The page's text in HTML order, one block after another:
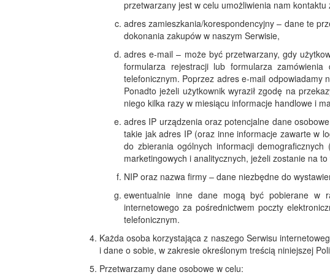
przetwarzany jest w celu umożliwienia nam
adres zamieszkania/korespondencyjny – dane te
dokonania zakupów w naszym Serwisie,
adres e-mail – może być przetwarzany, gdy
formularza rejestracji lub formularza
telefonicznym. Poprzez adres e-mail odpowiadamy
Ponadto jeżeli użytkownik wyraził zgodę na
niego kilka razy w miesiącu informacje handlowe i
adres IP urządzenia oraz potencjalne dane
takie jak adres IP (oraz inne informacje zawarte w
do zbierania ogólnych informacji
marketingowych i analitycznych, jeżeli zostanie na
NIP oraz nazwa firmy – dane niezbędne do
ewentualnie inne dane mogą być pobierane w
internetowego za pośrednictwem poczty
telefonicznym.
Każda osoba korzystająca z naszego Serwisu
i dane o sobie, w zakresie określonym treścią niniejszej
Przetwarzamy dane osobowe w celu: